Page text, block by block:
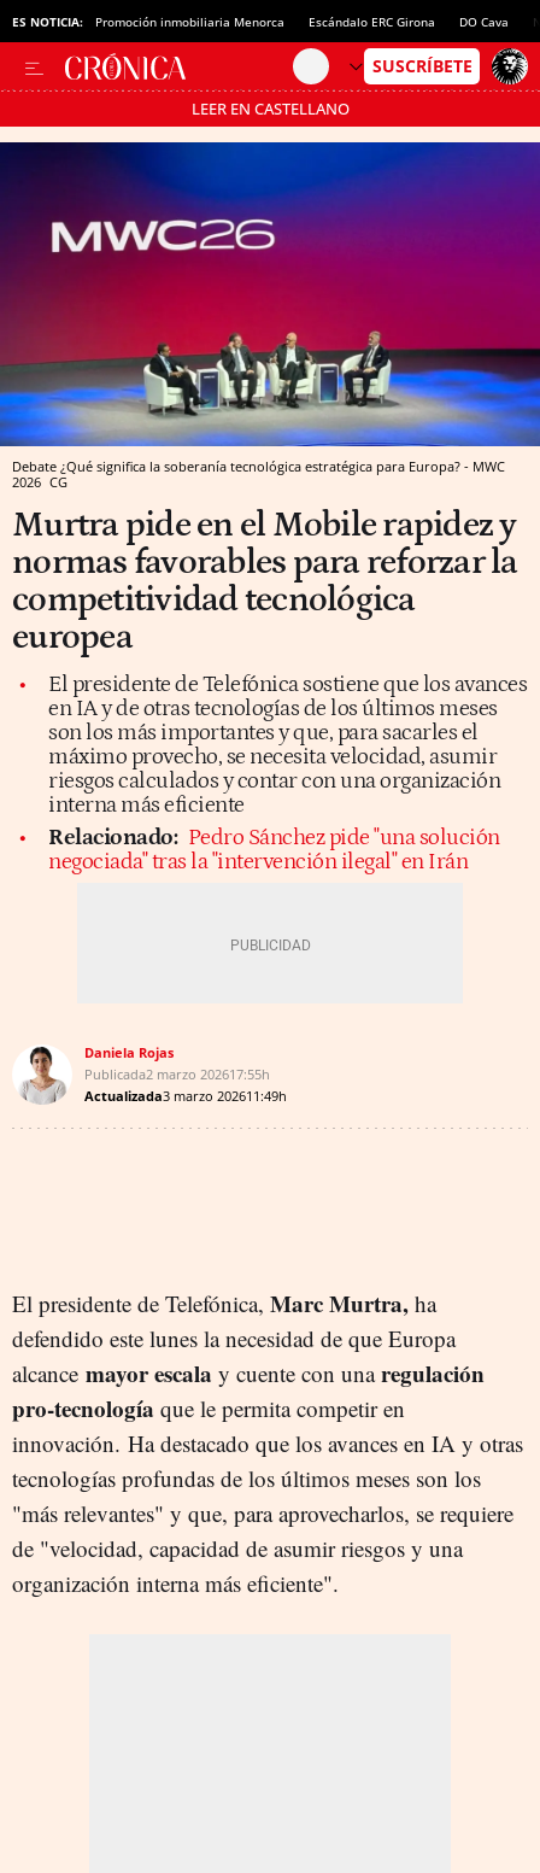
ES NOTICIA: Promoción inmobiliaria Menorca Escándalo ERC Girona DO Cava
LEER EN CASTELLANO
Pásate al MODO AHORRO
Debate ¿Qué significa la soberanía tecnológica estratégica para Europa? - MWC
2026 CG
Murtra pide en el Mobile rapidez y
normas favorables para reforzar la
competitividad tecnológica
europea
El presidente de Telefónica sostiene que los avances
en IA y de otras tecnologías de los últimos meses
son los más importantes y que, para sacarles el
máximo provecho, se necesita velocidad, asumir
riesgos calculados y contar con una organización
interna más eficiente
Relacionado: Pedro Sánchez pide "una solución
negociada" tras la "intervención ilegal" en Irán
Daniela Rojas
Publicada2 marzo 202617:55h
Actualizada3 marzo 202611:49h
El presidente de Telefónica, Marc Murtra, ha
defendido este lunes la necesidad de que Europa
alcance mayor escala y cuente con unaregulación
pro-tecnología que le permita competir en
innovación. Ha destacado que los avances en IA y otras
tecnologías profundas de los últimos meses son los
"más relevantes" y que, para aprovecharlos, se requiere
de "velocidad, capacidad de asumir riesgos y una
organización interna más eficiente".